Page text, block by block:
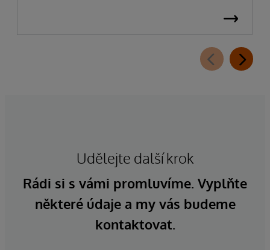
Udělejte další krok
Rádi si s vámi promluvíme. Vyplňte
některé údaje a my vás budeme
kontaktovat.